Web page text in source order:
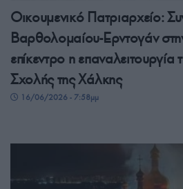
Οικουμενικό Πατριαρχείο:
Βαρθολομαίου-Ερντογάν
επίκεντρο η
Σχολής της Χάλκης
16/06/2026 - 7:58μμ